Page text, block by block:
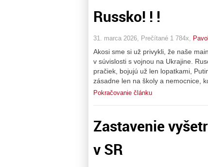
Russko! ! !
31. marca 2026, Prečítané 1 784x,
Akosi sme si už privykli, že naše
v súvislosti s vojnou na Ukrajine.
pračiek, bojujú už len lopatkami,
zásadne len na školy a nemocnice,
Pokračovanie článku
Zastavenie
v SR